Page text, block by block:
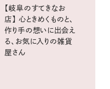
【岐阜のすてきなお
店】 心ときめくものと、
作り手の想いに出会え
る、お気に入りの雑貨
屋さん